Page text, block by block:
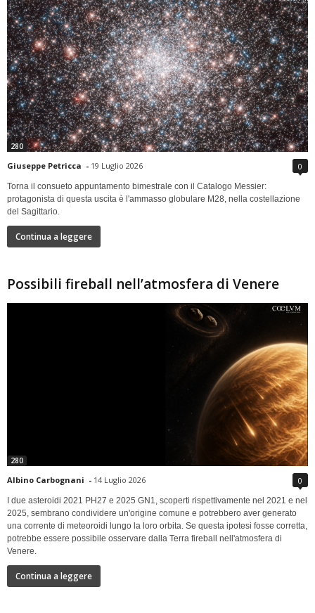
280
Giuseppe Petricca - 19 Luglio 2026 0
Torna il consueto appuntamento bimestrale con il Catalogo Messier:
protagonista di questa uscita è l'ammasso globulare M28, nella costellazione
del Sagittario.
Continua a leggere
Possibili fireball nell’atmosfera di Venere
280
Albino Carbognani - 14 Luglio 2026 0
I due asteroidi 2021 PH27 e 2025 GN1, scoperti rispettivamente nel 2021 e nel
2025, sembrano condividere un'origine comune e potrebbero aver generato
una corrente di meteoroidi lungo la loro orbita. Se questa ipotesi fosse corretta,
potrebbe essere possibile osservare dalla Terra fireball nell'atmosfera di
Venere.
Continua a leggere